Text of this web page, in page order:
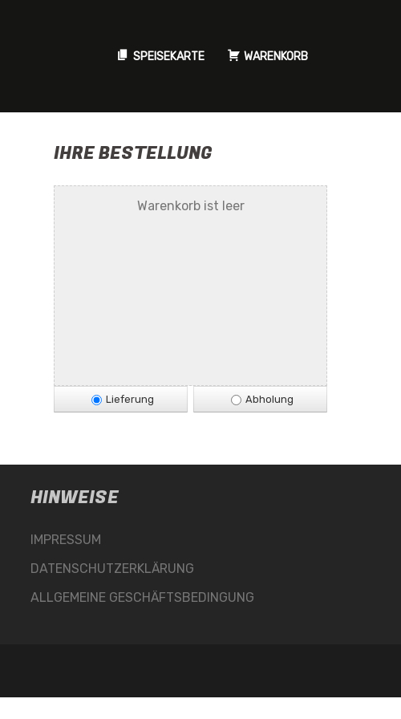
SPEISEKARTE WARENKORB
IHRE BESTELLUNG
Warenkorb ist leer
Lieferung Abholung
HINWEISE
IMPRESSUM
DATENSCHUTZERKLÄRUNG
ALLGEMEINE GESCHÄFTSBEDINGUNG